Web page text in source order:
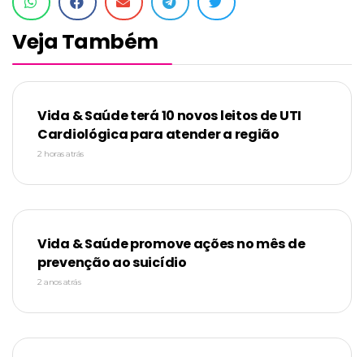
Veja Também
Vida & Saúde terá 10 novos leitos de UTI
Cardiológica para atender a região
2 horas atrás
Vida & Saúde promove ações no mês de
prevenção ao suicídio
2 anos atrás